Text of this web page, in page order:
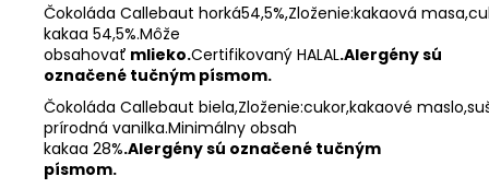
Čokoláda Callebaut horká54,5%,Zloženie:kakaová
kakaa 54,5%.Môže
obsahovať mlieko.Certifikovaný HALAL.Alergénysú
označené tučným písmom.
Čokoláda Callebaut biela,Zloženie:cukor,kakaové
prírodná vanilka.Minimálny obsah
kakaa 28%.Alergény sú označené tučným
písmom.